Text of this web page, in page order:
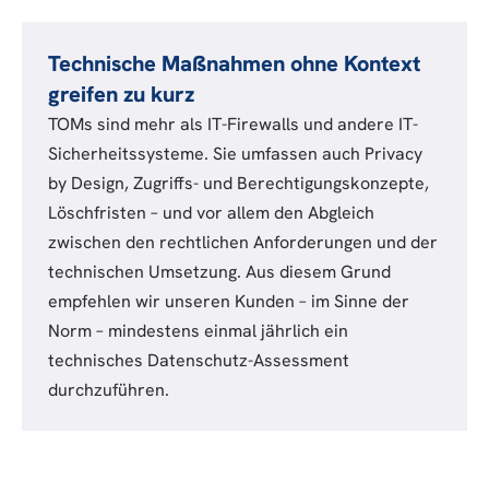
Technische Maßnahmen ohne Kontext
greifen zu kurz
TOMs sind mehr als IT-Firewalls und andere IT-
Sicherheitssysteme. Sie umfassen auch Privacy
by Design, Zugriffs- und Berechtigungskonzepte,
Löschfristen – und vor allem den Abgleich
zwischen den rechtlichen Anforderungen und der
technischen Umsetzung. Aus diesem Grund
empfehlen wir unseren Kunden – im Sinne der
Norm – mindestens einmal jährlich ein
technisches Datenschutz-Assessment
durchzuführen.